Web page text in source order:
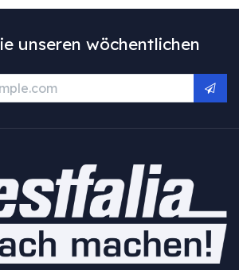
unseren wöchentlichen